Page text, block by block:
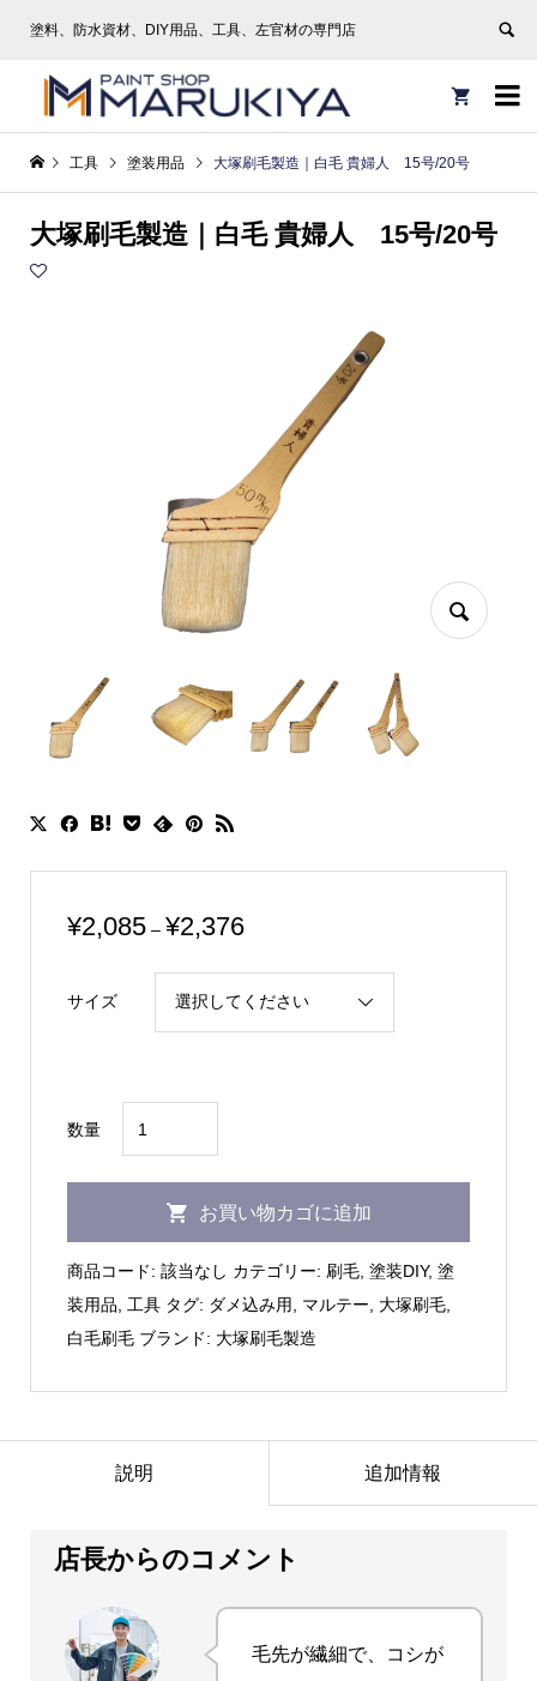
塗料、防水資材、DIY用品、工具、左官材の専門店


工具 塗装用品 大塚刷毛製造｜白毛 貴婦人 15号/20号
大塚刷毛製造｜白毛 貴婦人 15号/20号
¥2,085 – ¥2,376価
¥2,085
サイズ
数量
塚
刷
｜
白
毛
人
号/20
個
お買い物カゴに追加
商品コード: 該当なし カテゴリー: 刷毛, 塗装DIY, 塗
装用品, 工具 タグ: ダメ込み用, マルテー, 大塚刷毛,
白毛刷毛 ブランド: 大塚刷毛製造
説明 追加情報
店長からのコメント
毛先が繊細で、コシが